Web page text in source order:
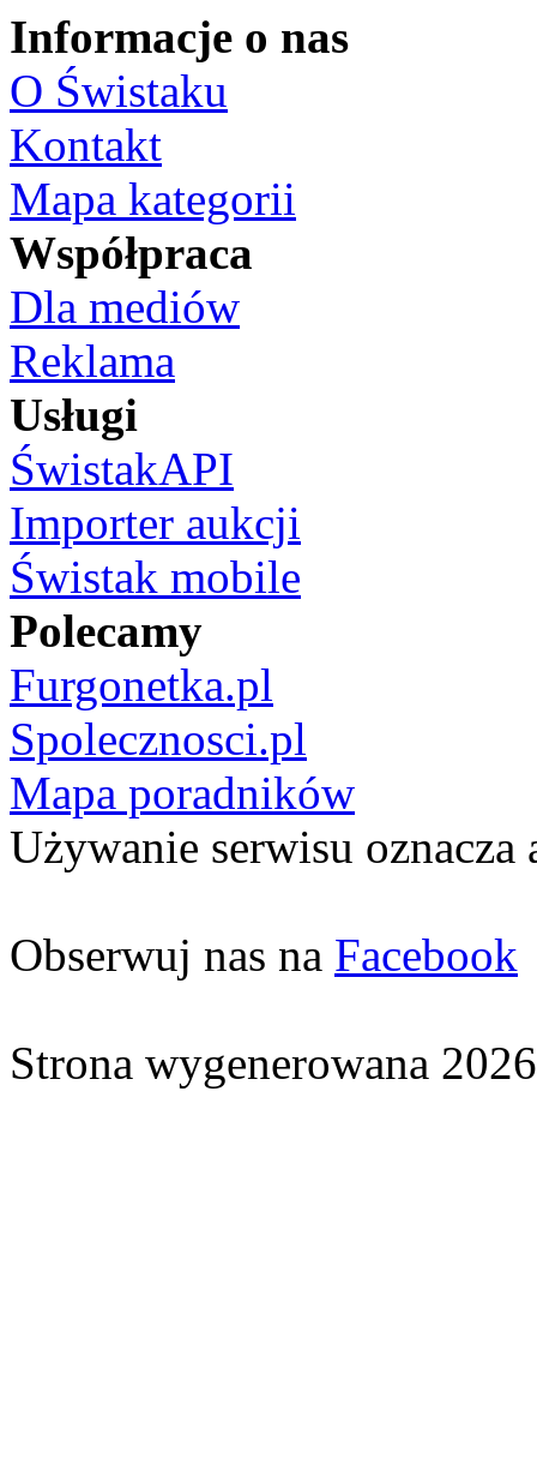
Informacje o nas
O Świstaku
Kontakt
Mapa kategorii
Współpraca
Dla mediów
Reklama
Usługi
ŚwistakAPI
Importer aukcji
Świstak mobile
Polecamy
Furgonetka.pl
Spolecznosci.pl
Mapa poradników
Używanie serwisu oznacza
Obserwuj nas na Facebook
Strona wygenerowana